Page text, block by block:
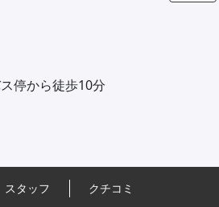
停から徒歩10分
スタッフ クチコミ